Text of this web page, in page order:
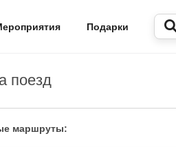
Подарки
поезд
маршруты: